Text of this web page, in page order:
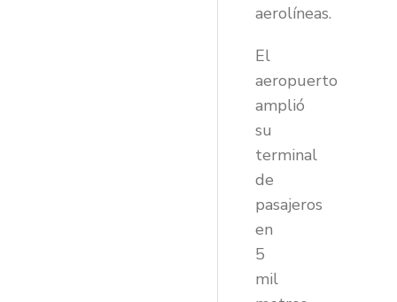
aerolíneas.
El
aeropuerto
amplió
su
terminal
de
pasajeros
en
5
mil